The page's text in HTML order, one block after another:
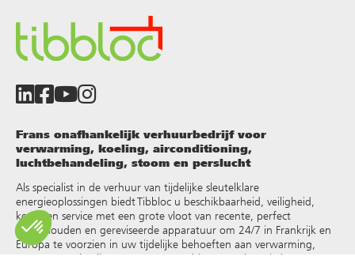
Frans onafhankelijk verhuurbedrijf voor
verwarming, koeling, airconditioning,
luchtbehandeling, stoom en perslucht
Als specialist in de verhuur van tijdelijke sleutelklare
energieoplossingen biedt Tibbloc u beschikbaarheid, veiligheid,
keuze en service met een grote vloot van recente, perfect
onderhouden en gereviseerde apparatuur om 24/7 in Frankrijk en
Europa te voorzien in uw tijdelijke behoeften aan verwarming,
warm water, koeling, stoom, oververhit water, thermische